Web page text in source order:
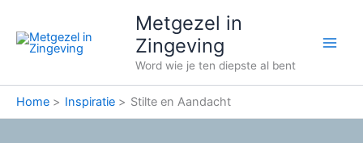
naar
Metgezel in
Zingeving
Word wie je ten diepste al bent
Home Inspiratie Stilte en Aandacht